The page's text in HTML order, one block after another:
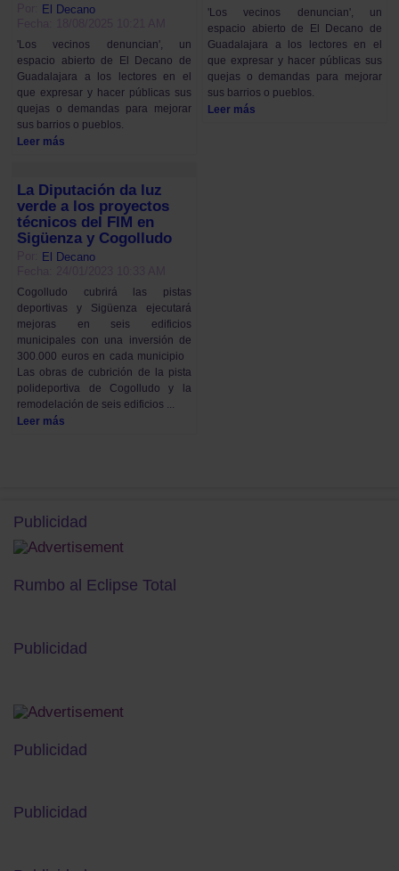
El Decano
'Los vecinos denuncian', un
espacio abierto de El Decano de
Guadalajara a los lectores en el
que expresar y hacer públicas sus
quejas o demandas para mejorar
sus barrios o pueblos.
Leer más
'Los vecinos denuncian', un
espacio abierto de El Decano de
Guadalajara a los lectores en el
que expresar y hacer públicas sus
quejas o demandas para mejorar
sus barrios o pueblos.
Leer más
La Diputación da luz
verde a los proyectos
técnicos del FIM en
Sigüenza y Cogolludo
El Decano
Cogolludo cubrirá las pistas
deportivas y Sigüenza ejecutará
mejoras en seis edificios
municipales con una inversión de
300.000 euros en cada municipio
Las obras de cubrición de la pista
polideportiva de Cogolludo y la
remodelación de seis edificios ...
Leer más
Publicidad
Rumbo al Eclipse Total
Publicidad
Publicidad
Publicidad